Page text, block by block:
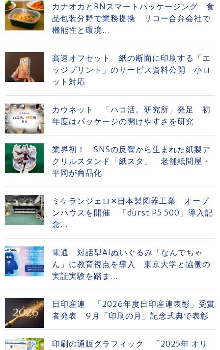
カナオカとRNスマートパッケージング 食
品包装分野で業務提携 リコー合弁会社で
機能性と環境...
高速オフセット 紙の断面に印刷する「エ
ッジプリント」のサービス資料公開 小ロ
ット対応
カウネット 「ハコ活。研究所」発足 初
年度はパッケージの開けやすさを研究
業界初！ SNSの反響から生まれた紙製ア
クリルスタンド「紙スタ」 老舗紙問屋・
平岡が商品化
ミケランジェロ✕日本製図器工業 オープ
ンハウスを開催 「durst P5 500」導入記
念...
電通 対話型AIぬいぐるみ「なんでちゃ
ん」に教育視点を導入 東京大学と協働の
実証実験を踏ま...
日印産連 「2026年度日印産連表彰」受賞
者発表 9月「印刷の月」記念式典で表彰
印刷の通販グラフィック 「2025年 オリ